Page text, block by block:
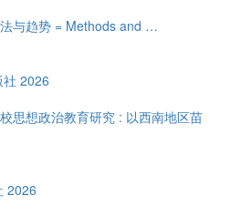
与趋势 = Methods and …
2026
思想政治教育研究 : 以西南地区苗
2026